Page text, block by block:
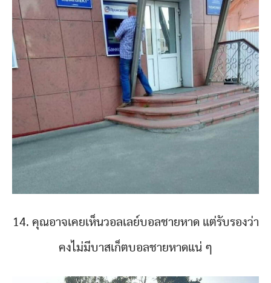
14. คุณอาจเคยเห็นวอลเลย์บอลชายหาด แต่รับรองว่า
คงไม่มีบาสเก็ตบอลชายหาดแน่ ๆ